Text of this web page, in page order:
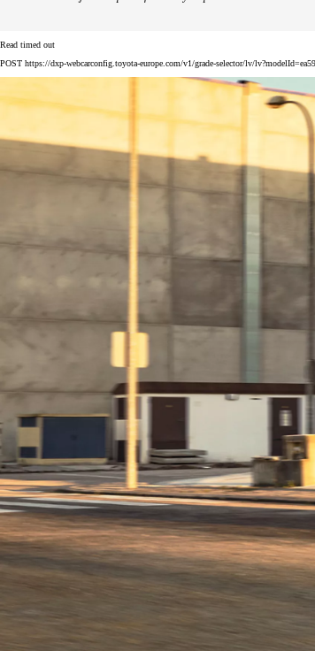
Corolla sedans
Read timed out
POST https://dxp-webcarconfig.toyota-europe.com/v1/grade-selector/lv/